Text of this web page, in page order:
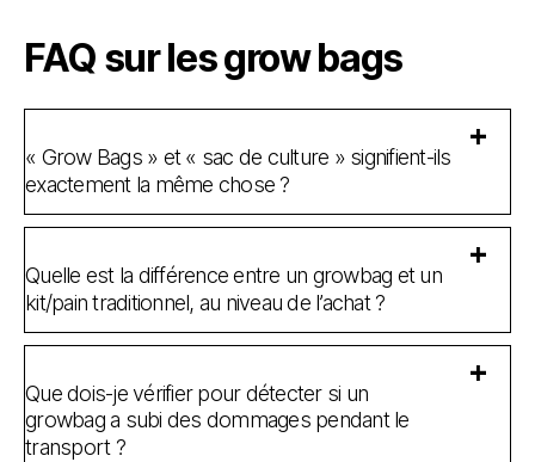
FAQ sur les grow bags
« Grow Bags » et « sac de culture » signifient-ils
exactement la même chose ?
Quelle est la différence entre un growbag et un
kit/pain traditionnel, au niveau de l’achat ?
Que dois-je vérifier pour détecter si un
growbag a subi des dommages pendant le
transport ?